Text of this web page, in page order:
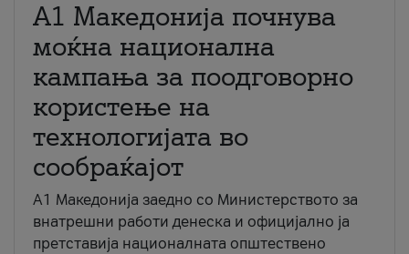
A1 Македонија почнува
моќна национална
кампања за поодговорно
користење на
технологијата во
сообраќајот
A1 Македонија заедно со Министерството за
внатрешни работи денеска и официјално ја
претставија националната општествено